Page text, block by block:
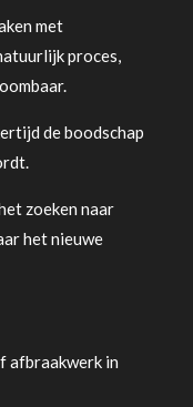
met
proces,
de boodschap
zoeken naar
het nieuwe
afbraakwerk in